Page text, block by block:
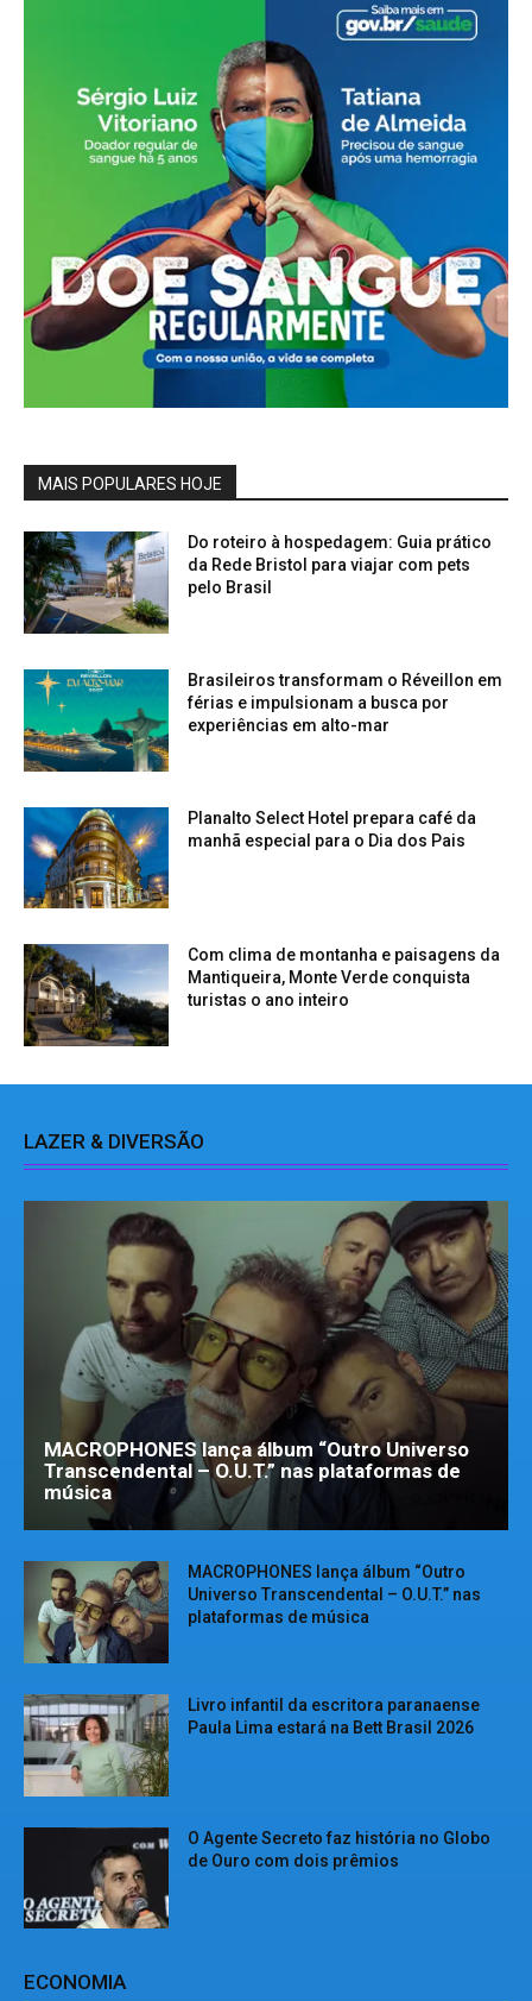
MAIS POPULARES HOJE
Do roteiro à hospedagem: Guia prático
da Rede Bristol para viajar com pets
pelo Brasil
Brasileiros transformam o Réveillon em
férias e impulsionam a busca por
experiências em alto-mar
Planalto Select Hotel prepara café da
manhã especial para o Dia dos Pais
Com clima de montanha e paisagens da
Mantiqueira, Monte Verde conquista
turistas o ano inteiro
LAZER & DIVERSÃO
MACROPHONES lança álbum “Outro Universo
Transcendental – O.U.T.” nas plataformas de
música
MACROPHONES lança álbum “Outro
Universo Transcendental – O.U.T.” nas
plataformas de música
Livro infantil da escritora paranaense
Paula Lima estará na Bett Brasil 2026
O Agente Secreto faz história no Globo
de Ouro com dois prêmios
ECONOMIA